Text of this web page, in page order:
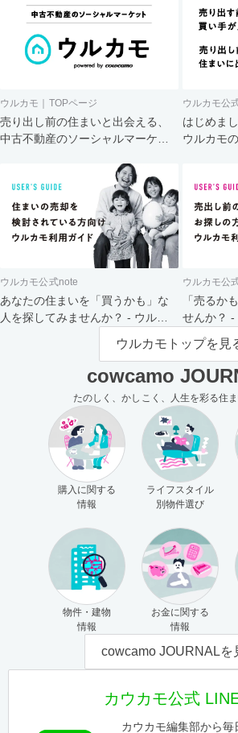
ウルカモ｜TOPページ
売り出し前の住まいと出会える、
中古不動産のソーシャルマーケッ
ウルカモ公
はじめま
ウルカモ
ウルカモ公式note
あなたの住まいを「買うかも」な
人を探してみませんか？ - ウルカ
ウルカモ公
「売るか
せんか？ -
主さま向け
ウルカモトップを見
cowcamo
たのしく、かしこく、人生を彩る住
購入に関する
情報
ライフスタイル
別物件選び
物件・建物
情報
お金に関する
情報
cowcamo JOURNALを
カウカモ公式
カウカモ編集部から